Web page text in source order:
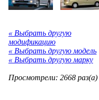
« Выбрать другую
модификацию
« Выбрать другую модель
« Выбрать другую марку
Просмотрели: 2668 раз(а)